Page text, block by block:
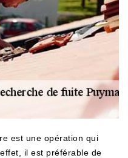
est une opération qui
il est préférable de